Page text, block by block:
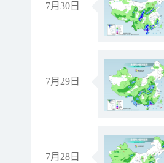
7月30日
7月29日
7月28日